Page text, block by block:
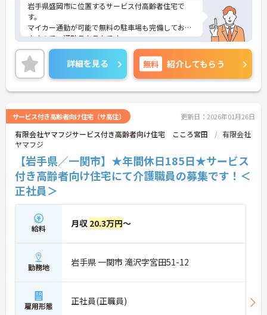
岩手県盛岡市に位置するサービス付高齢者住宅で
す。
マイカー通勤が可能で無料の駐車場も完備しており
ますので、通勤ラクラクです。
昇給や賞与制度があり頑張りが評価されてしっかり
と職員に還元されます。
ご興味のある方には、面接対策ポイントなど、さら
に詳細をお話しいたしますのでお気軽にご相談くだ
さい！
詳細を見る 無料 紹介してもらう
サービス付き高齢者向け住宅（サ高住） 更新日：2026年01月26日
有限会社ヤマフジサービス付き高齢者向け住宅 こころ宮田
有限会社
ヤマフジ
【岩手県／一関市】★年間休日185日★サービス
付き高齢者向け住宅にて介護職員の募集です！＜
正社員＞
給料 月収 20.3万円～
勤務地 岩手県 一関市 滝沢字宮田51-12
雇用形態 正社員(正職員)